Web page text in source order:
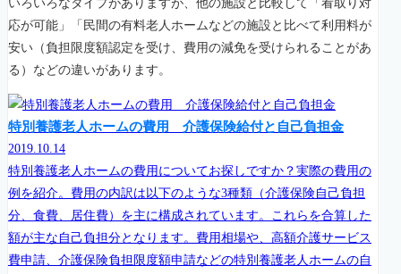
いろいろなタイプがありますが、他の施設と比較して「看取り対
応が可能」「民間の有料老人ホームなどの施設と比べて利用料が
安い（負担限度額認定を受け、費用の減免を受けられることがあ
る）などの違いがあります。
特別養護老人ホームの費用 介護保険給付と自己負担金
2019.10.14
特別養護老人ホームの費用についてお探しですか？実際の費用の
例を紹介。費用の内訳は以下のような3種類（介護保険自己負担
分、食費、居住費）を主に構成されています。これらを合算した
額が主な自己負担分となります。費用相場や、高額介護サービス
費申請、介護保険負担限度額申請などの特別養護老人ホームの自